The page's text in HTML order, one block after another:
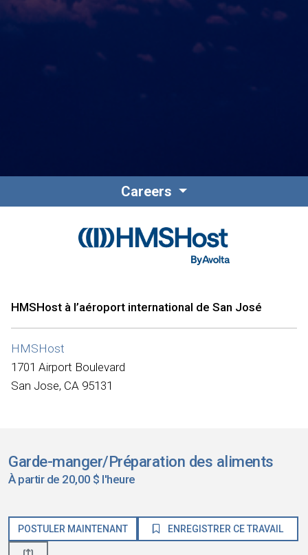
Careers
HMSHost à l’aéroport international de San José
HMSHost
1701 Airport Boulevard
San Jose, CA 95131
Garde-manger/Préparation des aliments
À partir de 20,00 $ l'heure
POSTULER MAINTENANT ENREGISTRER CE TRAVAIL